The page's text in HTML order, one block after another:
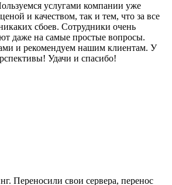
услугами компании уже
и качеством, так и тем, что за все
сбоев. Сотрудники очень
даже на самые простые вопросы.
и рекомендуем нашим клиентам. У
Удачи и спасибо!
Переносили свои сервера, перенос